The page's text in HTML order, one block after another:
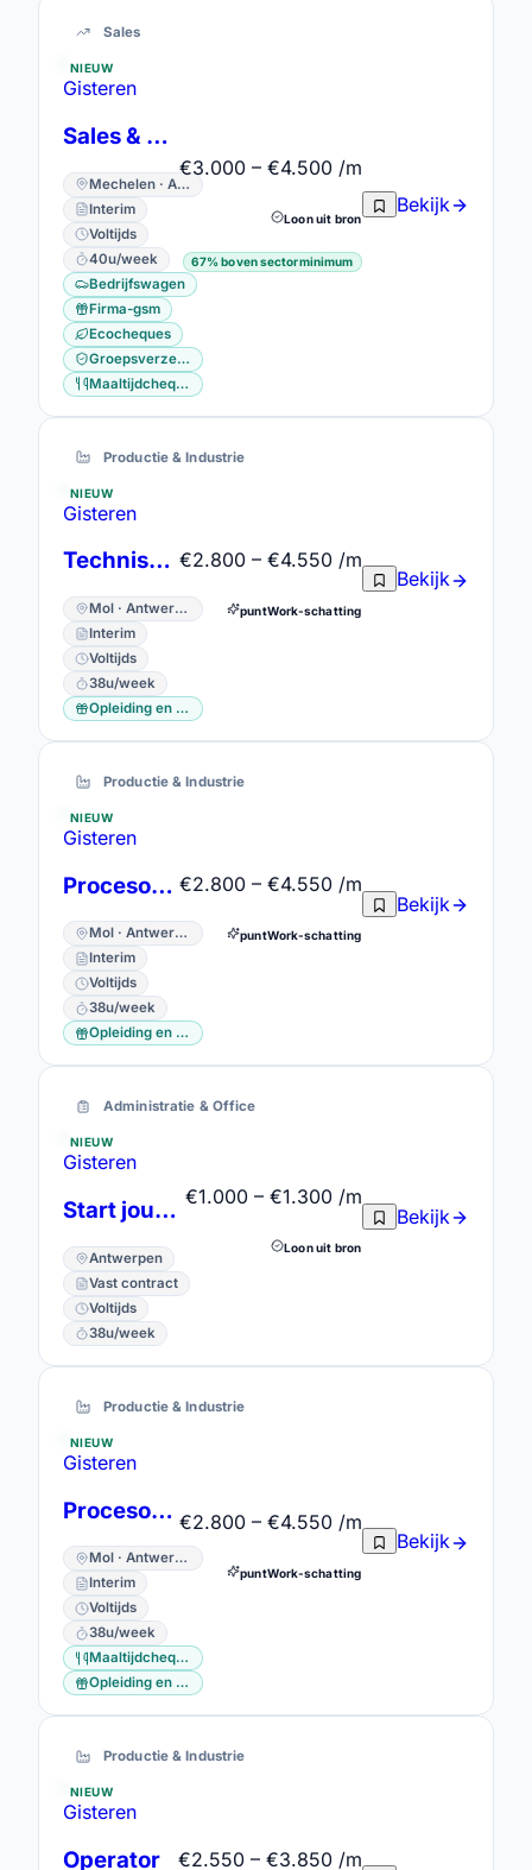
Sales
NIEUW
Gisteren
Sales & Marketing Officer
Mechelen · Antwerpen
Interim
Voltijds
40u/week
Bedrijfswagen
Firma-gsm
Ecocheques
Groepsverzekering
Maaltijdcheques
€3.000 – €4.500 /m
Loon uit bron
67% boven sectorminimum
Bekijk
Productie & Industrie
NIEUW
Gisteren
Technisch Medewerker Dagdienst
Mol · Antwerpen
Interim
Voltijds
38u/week
Opleiding en vorming
€2.800 – €4.550 /m
puntWork-schatting
Bekijk
Productie & Industrie
NIEUW
Gisteren
Procesoperator
Mol · Antwerpen
Interim
Voltijds
38u/week
Opleiding en vorming
€2.800 – €4.550 /m
puntWork-schatting
Bekijk
Administratie & Office
NIEUW
Gisteren
Start jouw avontuur als Klantendienstmedewerker in zonnig Lissabon!
Antwerpen
Vast contract
Voltijds
38u/week
€1.000 – €1.300 /m
Loon uit bron
Bekijk
Productie & Industrie
NIEUW
Gisteren
Procesoperator
Mol · Antwerpen
Interim
Voltijds
38u/week
Maaltijdcheques
Opleiding en vorming
€2.800 – €4.550 /m
puntWork-schatting
Bekijk
Productie & Industrie
NIEUW
Gisteren
Operator
€2.550 – €3.850 /m